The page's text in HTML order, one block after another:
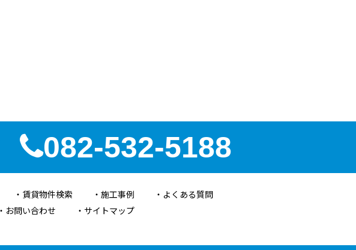
082-532-5188
賃貸物件検索 施工事例
よくある質問
お問い合わせ サイトマップ